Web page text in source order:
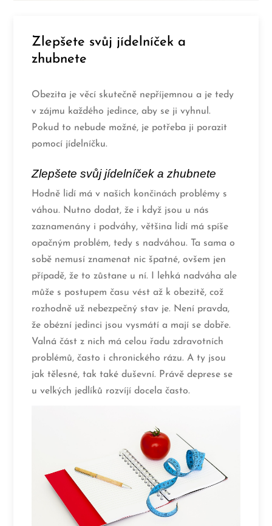
Zlepšete svůj jídelníček a
zhubnete
Obezita je věcí skutečně nepříjemnou a je tedy
v zájmu každého jedince, aby se ji vyhnul.
Pokud to nebude možné, je potřeba ji porazit
pomocí jídelníčku.
Zlepšete svůj jídelníček a zhubnete
Hodně lidí má v našich končinách problémy s
váhou. Nutno dodat, že i když jsou u nás
zaznamenány i podváhy, většina lidí má spíše
opačným problém, tedy s nadváhou. Ta sama o
sobě nemusí znamenat nic špatné, ovšem jen
případě, že to zůstane u ní. I lehká nadváha ale
může s postupem času vést až k obezitě, což
rozhodně už nebezpečný stav je. Není pravda,
že obézní jedinci jsou vysmátí a mají se dobře.
Valná část z nich má celou řadu zdravotních
problémů, často i chronického rázu. A ty jsou
jak tělesné, tak také duševní. Právě deprese se
u velkých jedlíků rozvíjí docela často.